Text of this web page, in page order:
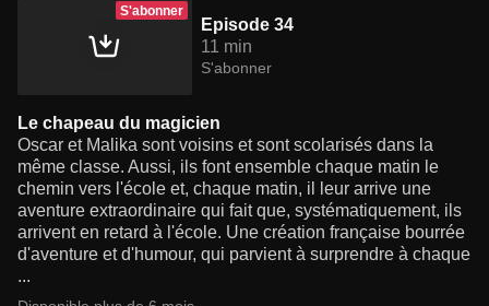
S'abonner
Episode 34
11 min
S'abonner
Le chapeau du magicien
Oscar et Malika sont voisins et sont scolarisés dans la
même classe. Aussi, ils font ensemble chaque matin le
chemin vers l'école et, chaque matin, il leur arrive une
aventure extraordinaire qui fait que, systématiquement, ils
arrivent en retard à l'école. Une création française bourrée
d'aventure et d'humour, qui parvient à surprendre à chaque
...